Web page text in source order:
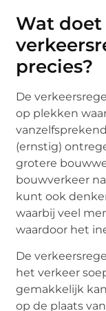
Wat doet
precies?
De
op plekken
(ernstig)
grotere
bouwverkeer
kunt ook
waarbij veel
waardoor het
De
het verkeer
gemakkelijk
op de plaats